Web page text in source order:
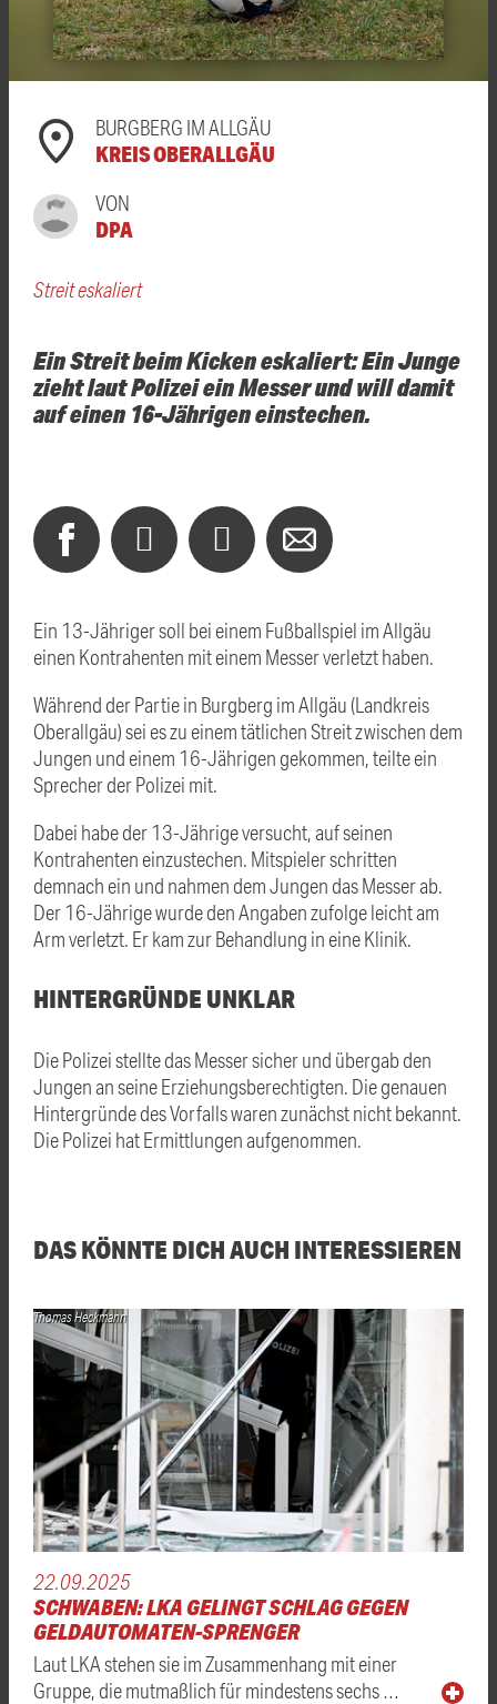
BURGBERG IM ALLGÄU
KREIS OBERALLGÄU
VON
DPA
Streit eskaliert
Ein Streit beim Kicken eskaliert: Ein Junge
zieht laut Polizei ein Messer und will damit
auf einen 16-Jährigen einstechen.
Ein 13-Jähriger soll bei einem Fußballspiel im Allgäu
einen Kontrahenten mit einem Messer verletzt haben.
Während der Partie in Burgberg im Allgäu (Landkreis
Oberallgäu) sei es zu einem tätlichen Streit zwischen dem
Jungen und einem 16-Jährigen gekommen, teilte ein
Sprecher der Polizei mit.
Dabei habe der 13-Jährige versucht, auf seinen
Kontrahenten einzustechen. Mitspieler schritten
demnach ein und nahmen dem Jungen das Messer ab.
Der 16-Jährige wurde den Angaben zufolge leicht am
Arm verletzt. Er kam zur Behandlung in eine Klinik.
HINTERGRÜNDE UNKLAR
Die Polizei stellte das Messer sicher und übergab den
Jungen an seine Erziehungsberechtigten. Die genauen
Hintergründe des Vorfalls waren zunächst nicht bekannt.
Die Polizei hat Ermittlungen aufgenommen.
DAS KÖNNTE DICH AUCH INTERESSIEREN
Thomas Heckmann
22.09.2025
SCHWABEN: LKA GELINGT SCHLAG GEGEN
GELDAUTOMATEN-SPRENGER
Laut LKA stehen sie im Zusammenhang mit einer
Gruppe, die mutmaßlich für mindestens sechs …